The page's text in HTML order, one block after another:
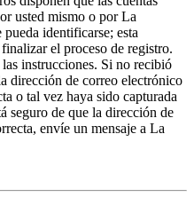
usted mismo o por La
identificarse; esta
el proceso de registro.
instrucciones. Si no recibió
dirección de correo electrónico
o tal vez haya sido capturada
seguro de que la dirección de
envíe un mensaje a La